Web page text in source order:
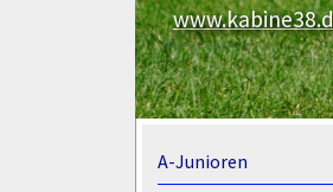
A-Junioren